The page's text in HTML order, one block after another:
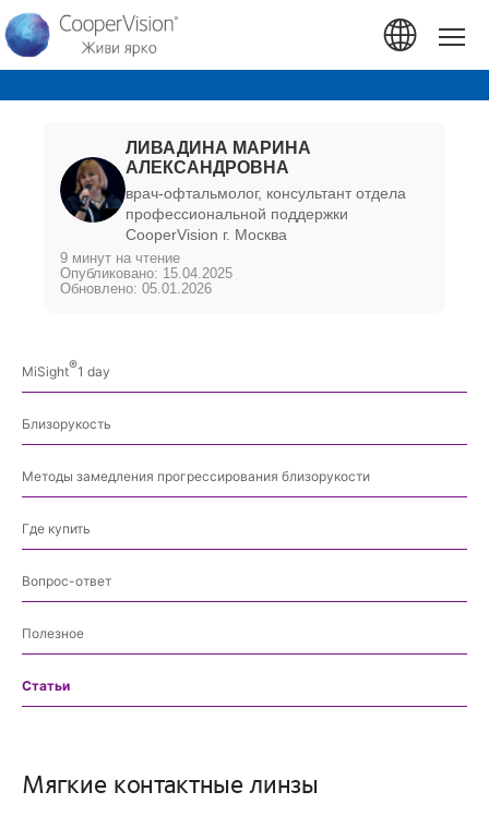
Перейти
к
основному
содержанию
ЛИВАДИНА МАРИНА
АЛЕКСАНДРОВНА
врач-офтальмолог, консультант отдела
профессиональной поддержки
СooperVision г. Москва
9 минут на чтение
Опубликовано: 15.04.2025
Обновлено: 05.01.2026
MiSight®️1 day
Близорукость
Методы замедления прогрессирования близорукости
Где купить
Вопрос-ответ
Полезное
Статьи
Мягкие контактные линзы